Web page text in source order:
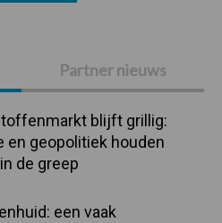
Partner nieuws
blijft grillig:
en geopolitiek houden
de greep
een vaak